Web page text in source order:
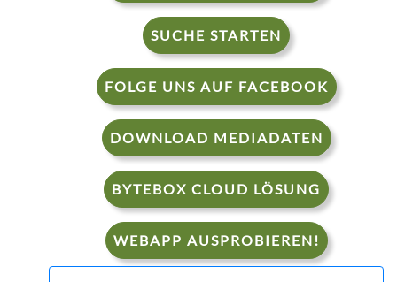
SUCHE STARTEN
FOLGE UNS AUF FACEBOOK
DOWNLOAD MEDIADATEN
BYTEBOX CLOUD LÖSUNG
WEBAPP AUSPROBIEREN!